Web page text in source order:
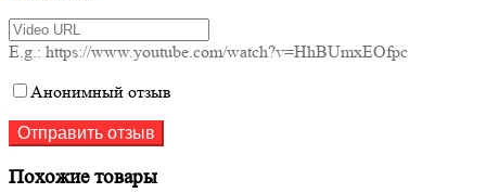
E.g.: https://www.youtube.com/watch?v=HhBUmxEOfpc
Анонимный отзыв
Похожие товары